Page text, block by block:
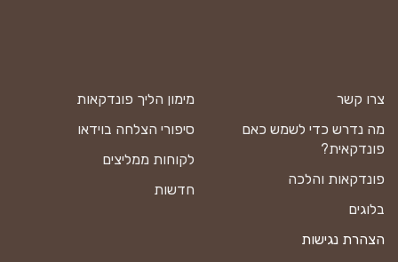
צרו קשר
מה נדרש כדי לשמש כאם
פונדקאית?
פונדקאות והלכה
בלוגים
הצהרת נגישות
מימון הליך פונדקאות
סיפורי הצלחה בוידאו
לקוחות ממליצים
חדשות